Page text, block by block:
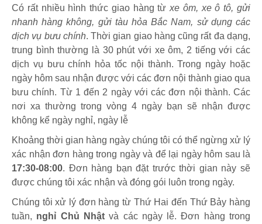
Có rất nhiều hình thức giao hàng từxe ôm, xe ô tô, gửi
nhanh hàng không, gửi tàu hỏa Bắc Nam, sử dụng các
dịch vụ bưu chính. Thời gian giao hàng cũng rất đa dạng,
trung bình thường là 30 phút với xe ôm, 2 tiếng với các
dịch vụ bưu chính hỏa tốc nội thành. Trong ngày hoặc
ngày hôm sau nhận được với các đơn nội thành giao qua
bưu chính. Từ 1 đến 2 ngày với các đơn nội thành. Các
nơi xa thường trong vòng 4 ngày bạn sẽ nhận được
không kể ngày nghỉ, ngày lễ
Khoảng thời gian hàng ngày chúng tôi có thể ngừng xử lý
xác nhận đơn hàng trong ngày và để lại ngày hôm sau là
17:30-08:00. Đơn hàng bạn đặt trước thời gian này sẽ
được chúng tôi xác nhận và đóng gói luôn trong ngày.
Chúng tôi xử lý đơn hàng từ Thứ Hai đến Thứ Bảy hàng
tuần, nghỉ Chủ Nhậtvà các ngày lễ. Đơn hàng trong